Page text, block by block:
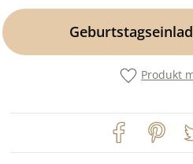
Produkt